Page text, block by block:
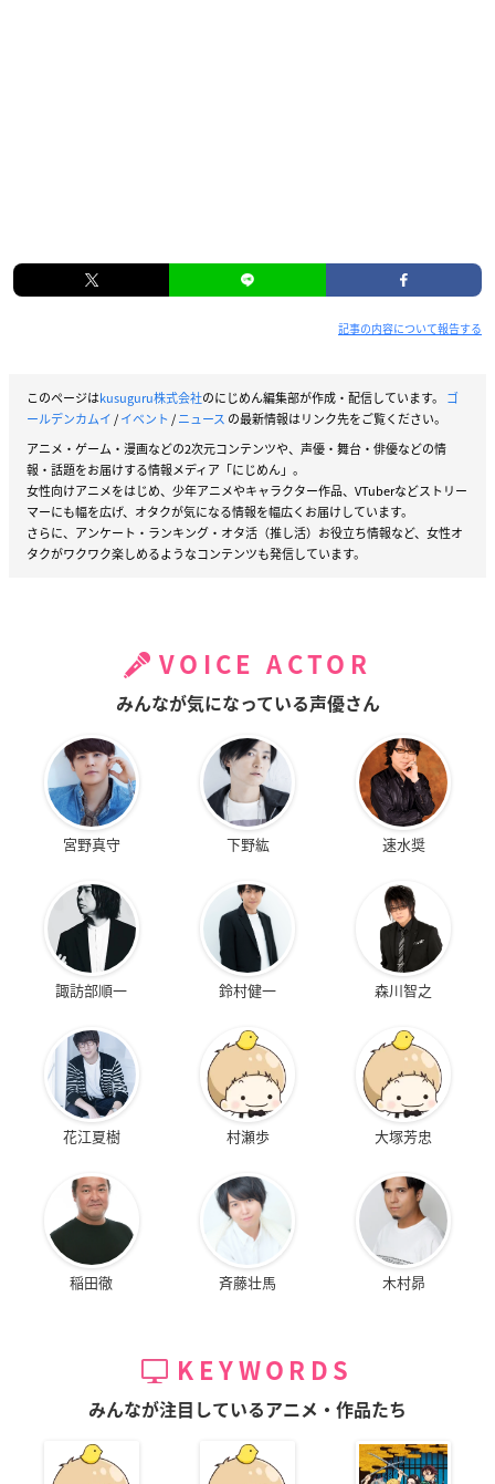
記事の内容について報告する
このページはkusuguru株式会社のにじめん編集部が作成・配信しています。 ゴ
ールデンカムイ/イベント /ニュース の最新情報はリンク先をご覧ください。
アニメ・ゲーム・漫画などの2次元コンテンツや、声優・舞台・俳優などの情
報・話題をお届けする情報メディア「にじめん」。
女性向けアニメをはじめ、少年アニメやキャラクター作品、VTuberなどストリー
マーにも幅を広げ、オタクが気になる情報を幅広くお届けしています。
さらに、アンケート・ランキング・オタ活（推し活）お役立ち情報など、女性オ
タクがワクワク楽しめるようなコンテンツも発信しています。
VOICE ACTOR
みんなが気になっている声優さん
宮野真守 下野紘 速水奨
諏訪部順一 鈴村健一 森川智之
花江夏樹 村瀬歩 大塚芳忠
稲田徹 斉藤壮馬 木村昴
KEYWORDS
みんなが注目しているアニメ・作品たち